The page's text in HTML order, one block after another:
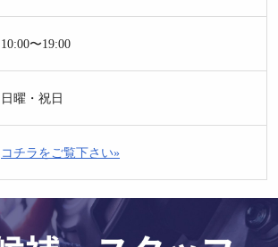
10:00〜19:00
日曜・祝日
コチラをご覧下さい»